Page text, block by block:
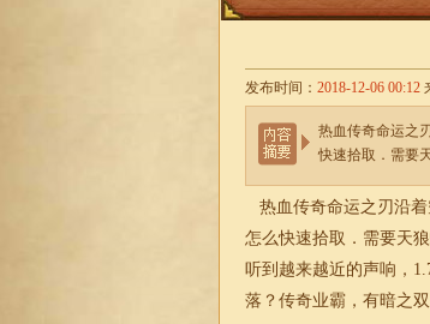
发布时间： 2018-12-06 00:12
热血传奇命运之
快速拾取．需要
热血传奇命运之刃沿
怎么快速拾取．需要天
听到越来越近的声响，
落？传奇业霸，有暗之